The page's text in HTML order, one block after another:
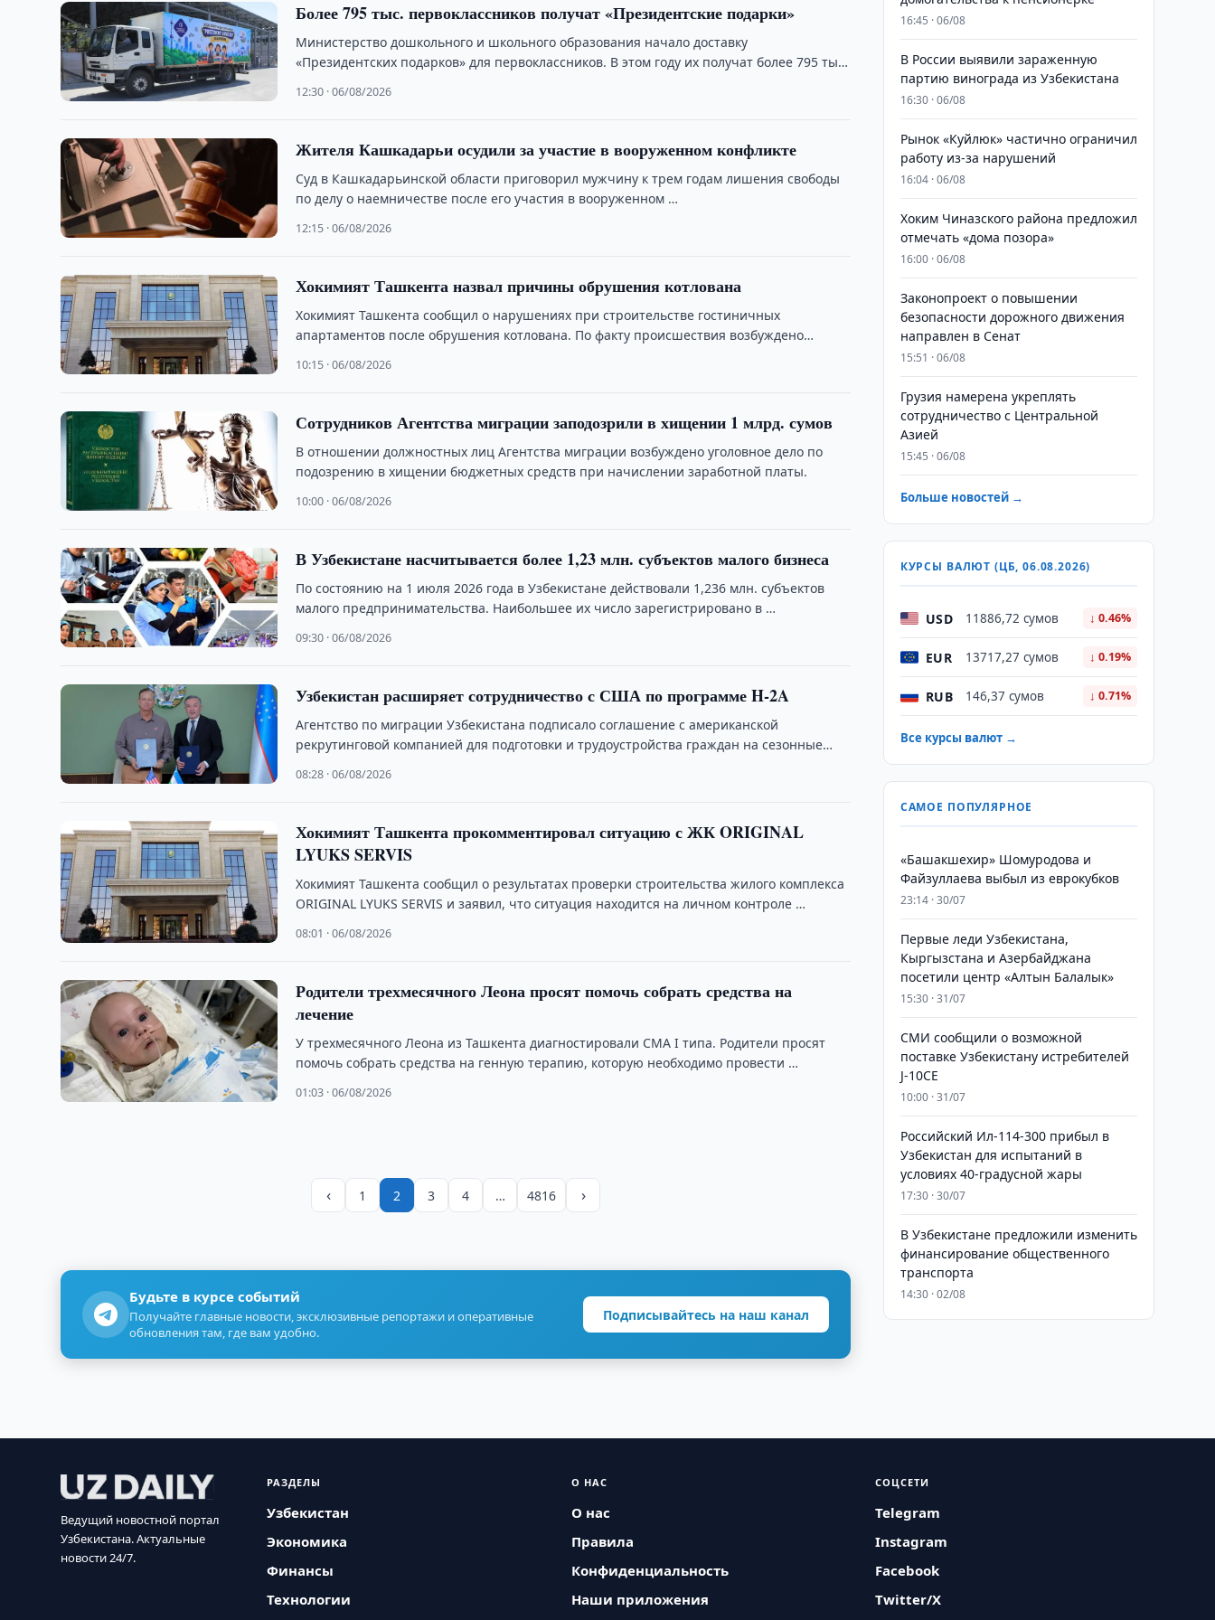
Более 795 тыс. первоклассников получат «Президентские подарки»
Министерство дошкольного и школьного образования начало доставку
«Президентских подарков» для первоклассников. В этом году их получат более 795 тыс.
12:30 · 06/08/2026
Жителя Кашкадарьи осудили за участие в вооруженном конфликте
Суд в Кашкадарьинской области приговорил мужчину к трем годам лишения свободы
по делу о наемничестве после его участия в вооруженном …
12:15 · 06/08/2026
Хокимият Ташкента назвал причины обрушения котлована
Хокимият Ташкента сообщил о нарушениях при строительстве гостиничных
апартаментов после обрушения котлована. По факту происшествия возбуждено
10:15 · 06/08/2026
Сотрудников Агентства миграции заподозрили в хищении 1 млрд. сумов
В отношении должностных лиц Агентства миграции возбуждено уголовное дело по
подозрению в хищении бюджетных средств при начислении заработной платы.
10:00 · 06/08/2026
В Узбекистане насчитывается более 1,23 млн. субъектов малого бизнеса
По состоянию на 1 июля 2026 года в Узбекистане действовали 1,236 млн. субъектов
малого предпринимательства. Наибольшее их число зарегистрировано в …
09:30 · 06/08/2026
Узбекистан расширяет сотрудничество с США по программе H-2A
Агентство по миграции Узбекистана подписало соглашение с американской
рекрутинговой компанией для подготовки и трудоустройства граждан на сезонные
08:28 · 06/08/2026
Хокимият Ташкента прокомментировал ситуацию с ЖК ORIGINAL
LYUKS SERVIS
Хокимият Ташкента сообщил о результатах проверки строительства жилого комплекса
ORIGINAL LYUKS SERVIS и заявил, что ситуация находится на личном контроле …
08:01 · 06/08/2026
Родители трехмесячного Леона просят помочь собрать средства на
лечение
У трехмесячного Леона из Ташкента диагностировали СМА I типа. Родители просят
помочь собрать средства на генную терапию, которую необходимо провести …
01:03 · 06/08/2026
‹ 1 2 3 4 … 4816 ›
Будьте в курсе событий
Получайте главные новости, эксклюзивные репортажи и оперативные
обновления там, где вам удобно.
Подписывайтесь на наш канал
16:45 · 06/08
В России выявили зараженную
партию винограда из Узбекистана
16:30 · 06/08
Рынок «Куйлюк» частично ограничил
работу из-за нарушений
16:04 · 06/08
Хоким Чиназского района предложил
отмечать «дома позора»
16:00 · 06/08
Законопроект о повышении
безопасности дорожного движения
направлен в Сенат
15:51 · 06/08
Грузия намерена укреплять
сотрудничество с Центральной
Азией
15:45 · 06/08
Больше новостей →
КУРСЫ ВАЛЮТ (ЦБ, 06.08.2026)
USD 11886,72 сумов ↓ 0.46%
EUR 13717,27 сумов ↓ 0.19%
RUB 146,37 сумов ↓ 0.71%
Все курсы валют →
САМОЕ ПОПУЛЯРНОЕ
«Башакшехир» Шомуродова и
Файзуллаева выбыл из еврокубков
23:14 · 30/07
Первые леди Узбекистана,
Кыргызстана и Азербайджана
посетили центр «Алтын Балалык»
15:30 · 31/07
СМИ сообщили о возможной
поставке Узбекистану истребителей
J-10CE
10:00 · 31/07
Российский Ил-114-300 прибыл в
Узбекистан для испытаний в
условиях 40-градусной жары
17:30 · 30/07
В Узбекистане предложили изменить
финансирование общественного
транспорта
14:30 · 02/08
Ведущий новостной портал
Узбекистана. Актуальные
новости 24/7.
РАЗДЕЛЫ
Узбекистан
Экономика
Финансы
Технологии
О НАС
О нас
Правила
Конфиденциальность
Наши приложения
СОЦСЕТИ
Telegram
Instagram
Facebook
Twitter/X